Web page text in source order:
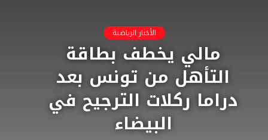
الأخبار الرياضية
مالي يخطف بطاقة
التأهل من تونس بعد
دراما ركلات الترجيح في
البيضاء